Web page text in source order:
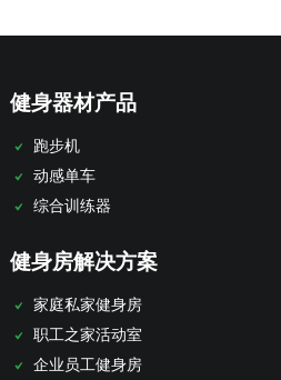
健身器材产品
跑步机
动感单车
综合训练器
健身房解决方案
家庭私家健身房
职工之家活动室
企业员工健身房